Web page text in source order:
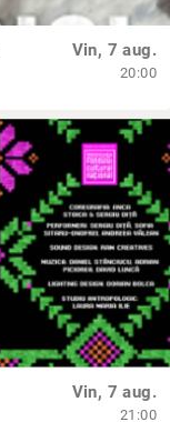
Vin, 7 aug.
20:00
Vin, 7 aug.
21:00